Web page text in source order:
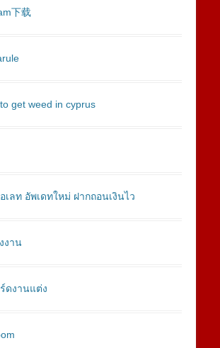
下载
get weed in cyprus
เลท อัพเดทใหม่ ฝากถอนเงินไว
งาน
ดงานแต่ง